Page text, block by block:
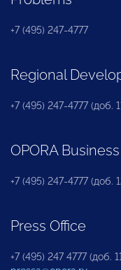
+7 (495) 247-4777
Regional
+7 (495) 247-4777 (доб.
OPORA
+7 (495) 247-4777 (доб.
Press Office
+7 (495) 247 4777 (доб.